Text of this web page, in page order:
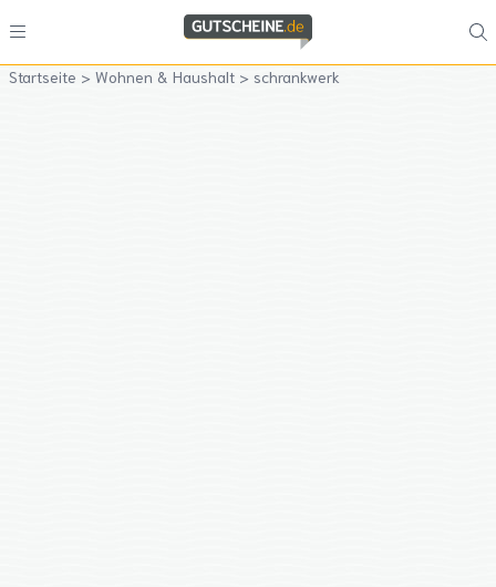
Startseite > Wohnen & Haushalt > schrankwerk